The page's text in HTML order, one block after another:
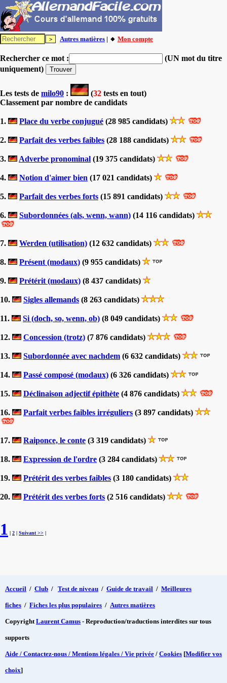
Autres matières | 🔸 Mon compte
Rechercher ce mot :
(UN mot du titre
uniquement)
Les tests de milo90 : (32 tests en tout)
Classement par nombre de candidats
1. Place du verbe conjugué (28 985 candidats)
2. Parfait des verbes faibles (28 188 candidats)
3. Adverbe pronominal (19 375 candidats)
4. Notion d'aimer bien (17 021 candidats)
5. Parfait des verbes forts (15 891 candidats)
6. Subordonnées (als, wenn, wann) (14 116 candidats)
7. Werden (utilisation) (12 632 candidats)
8. Présent (modaux) (9 955 candidats)
9. Prétérit (modaux) (8 437 candidats)
10. Sigles allemands (8 263 candidats)
11. Si (doch, so, wenn, ob) (8 049 candidats)
12. Concession (trotz) (7 876 candidats)
13. Subordonnée avec nachdem (6 632 candidats)
14. Passé composé (modaux) (6 326 candidats)
15. Déclinaison adjectif épithète (4 876 candidats)
16. Parfait verbes faibles irréguliers (3 897 candidats)
17. Raiponce, le conte (3 319 candidats)
18. Expression de l'ordre (3 284 candidats)
19. Prétérit des verbes faibles (3 180 candidats)
20. Prétérit des verbes forts (2 516 candidats)
1 | 2 | Suivant >> |
Accueil / Club / Test de niveau / Guide de travail / Meilleures
fiches / Fiches les plus populaires / Autres matières
CopyrightLaurent Camus - Reproduction/traductions interdites sur tous
supports
Aide / Contactez-nous / Mentions légales / Vie privée / Cookies [Modifier vos
choix]